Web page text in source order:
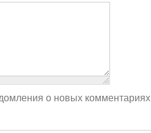
о новых комментариях